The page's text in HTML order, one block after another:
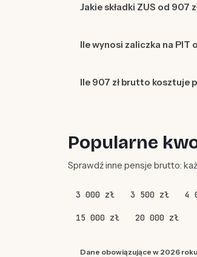
Jakie składki ZUS od 907
Ile wynosi zaliczka na PIT
Ile 907 zł brutto kosztuje
Popularne
Sprawdź inne pensje brutto:
3 000 zł 3 500 zł 4
15 000 zł 20 000 zł
Dane obowiązujące w 2026 roku